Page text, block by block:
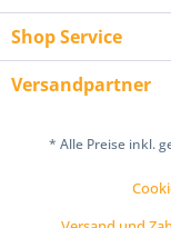
Shop Service
Versandpartner
* Alle Preise inkl.